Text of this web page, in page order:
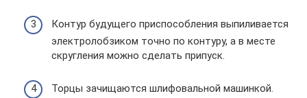
Контур будущего приспособления выпиливается
электролобзиком точно по контуру, а в месте
скругления можно сделать припуск.
Торцы зачищаются шлифовальной машинкой.